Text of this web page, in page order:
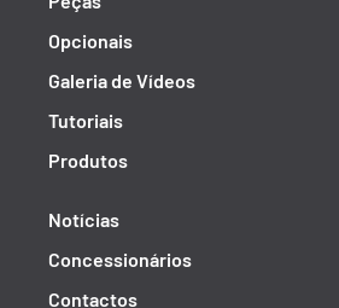
Opcionais
Galeria de Vídeos
Tutoriais
Produtos
Notícias
Concessionários
Contactos